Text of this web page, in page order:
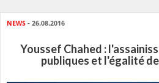
NEWS - 26.08.2016
Youssef Chahed :
publiques et l'égalité